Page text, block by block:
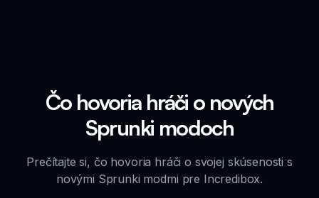
Čo hovoria hráči o nových
Sprunki modoch
Prečítajte si, čo hovoria hráči o svojej skúsenosti s
novými Sprunki modmi pre Incredibox.